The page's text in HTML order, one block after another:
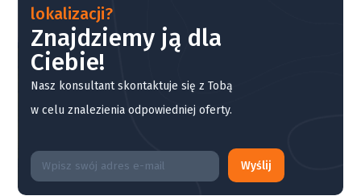
lokalizacji?
Znajdziemy ją dla
Ciebie!
Nasz konsultant skontaktuje się z Tobą
w celu znalezienia odpowiedniej oferty.
Wyślij